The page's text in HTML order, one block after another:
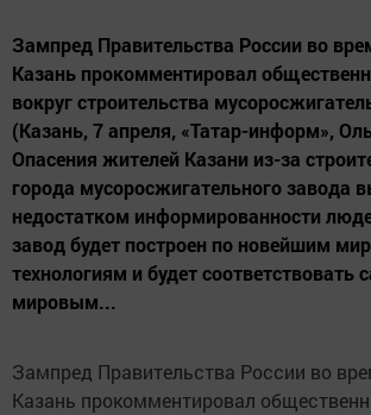
Зампред Правительства России во
Казань прокомментировал
вокруг строительства
(Казань, 7 апреля, «Татар-информ»,
Опасения жителей Казани из-за
города мусоросжигательного завода
недостатком информированности
завод будет построен по новейшим
технологиям и будет
мировым...
Зампред Правительства России во
Казань прокомментировал